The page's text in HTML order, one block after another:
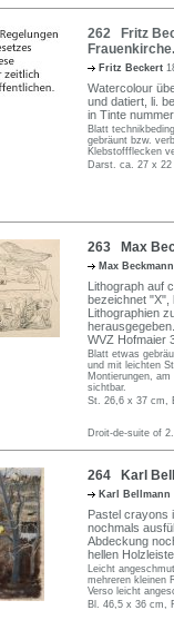
262 Fritz
Fritz Beckert
Watercolour
und datiert, li.
in Tinte
Blatt
gebräunt bzw.
Klebstoffflecken
Darst. ca. 27 x
263 Max
Max
Lithograph auf
bezeichnet "X",
Lithographien
herausgegeben.
WVZ Hofmaier
Blatt etwas
und mit leichten
Montierungen,
sichtbar.
St. 26,6 x 37 cm,
Droit-de-suite of
264 Karl
Karl Bellmann
Pastel crayons
nochmals
Abdeckung
hellen
Leicht
mehreren kleinen
Verso leicht
Bl. 46,5 x 36 cm,